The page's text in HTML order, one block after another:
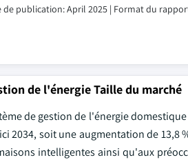
de publication: April 2025 | Format du
de l'énergie Taille du marché
de gestion de l'énergie
2034, soit une augmentation de
intelligentes ainsi qu'aux